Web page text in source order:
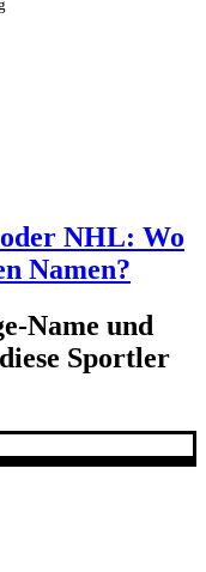
NHL: Wo
Namen?
Name und
Sportler